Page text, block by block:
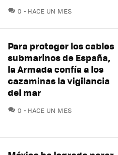
0 COMENTARIOS
HACE UN MES
Para proteger los cables
submarinos de España,
la Armada confía a los
cazaminas la vigilancia
del mar
0 COMENTARIOS
HACE UN MES